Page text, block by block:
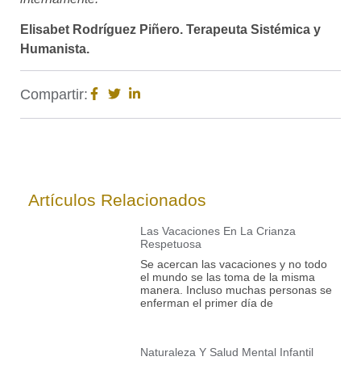
Elisabet Rodríguez Piñero. Terapeuta Sistémica y
Humanista.
Compartir:
Artículos Relacionados
Las Vacaciones En La Crianza
Respetuosa
Se acercan las vacaciones y no todo
el mundo se las toma de la misma
manera. Incluso muchas personas se
enferman el primer día de
Naturaleza Y Salud Mental Infantil